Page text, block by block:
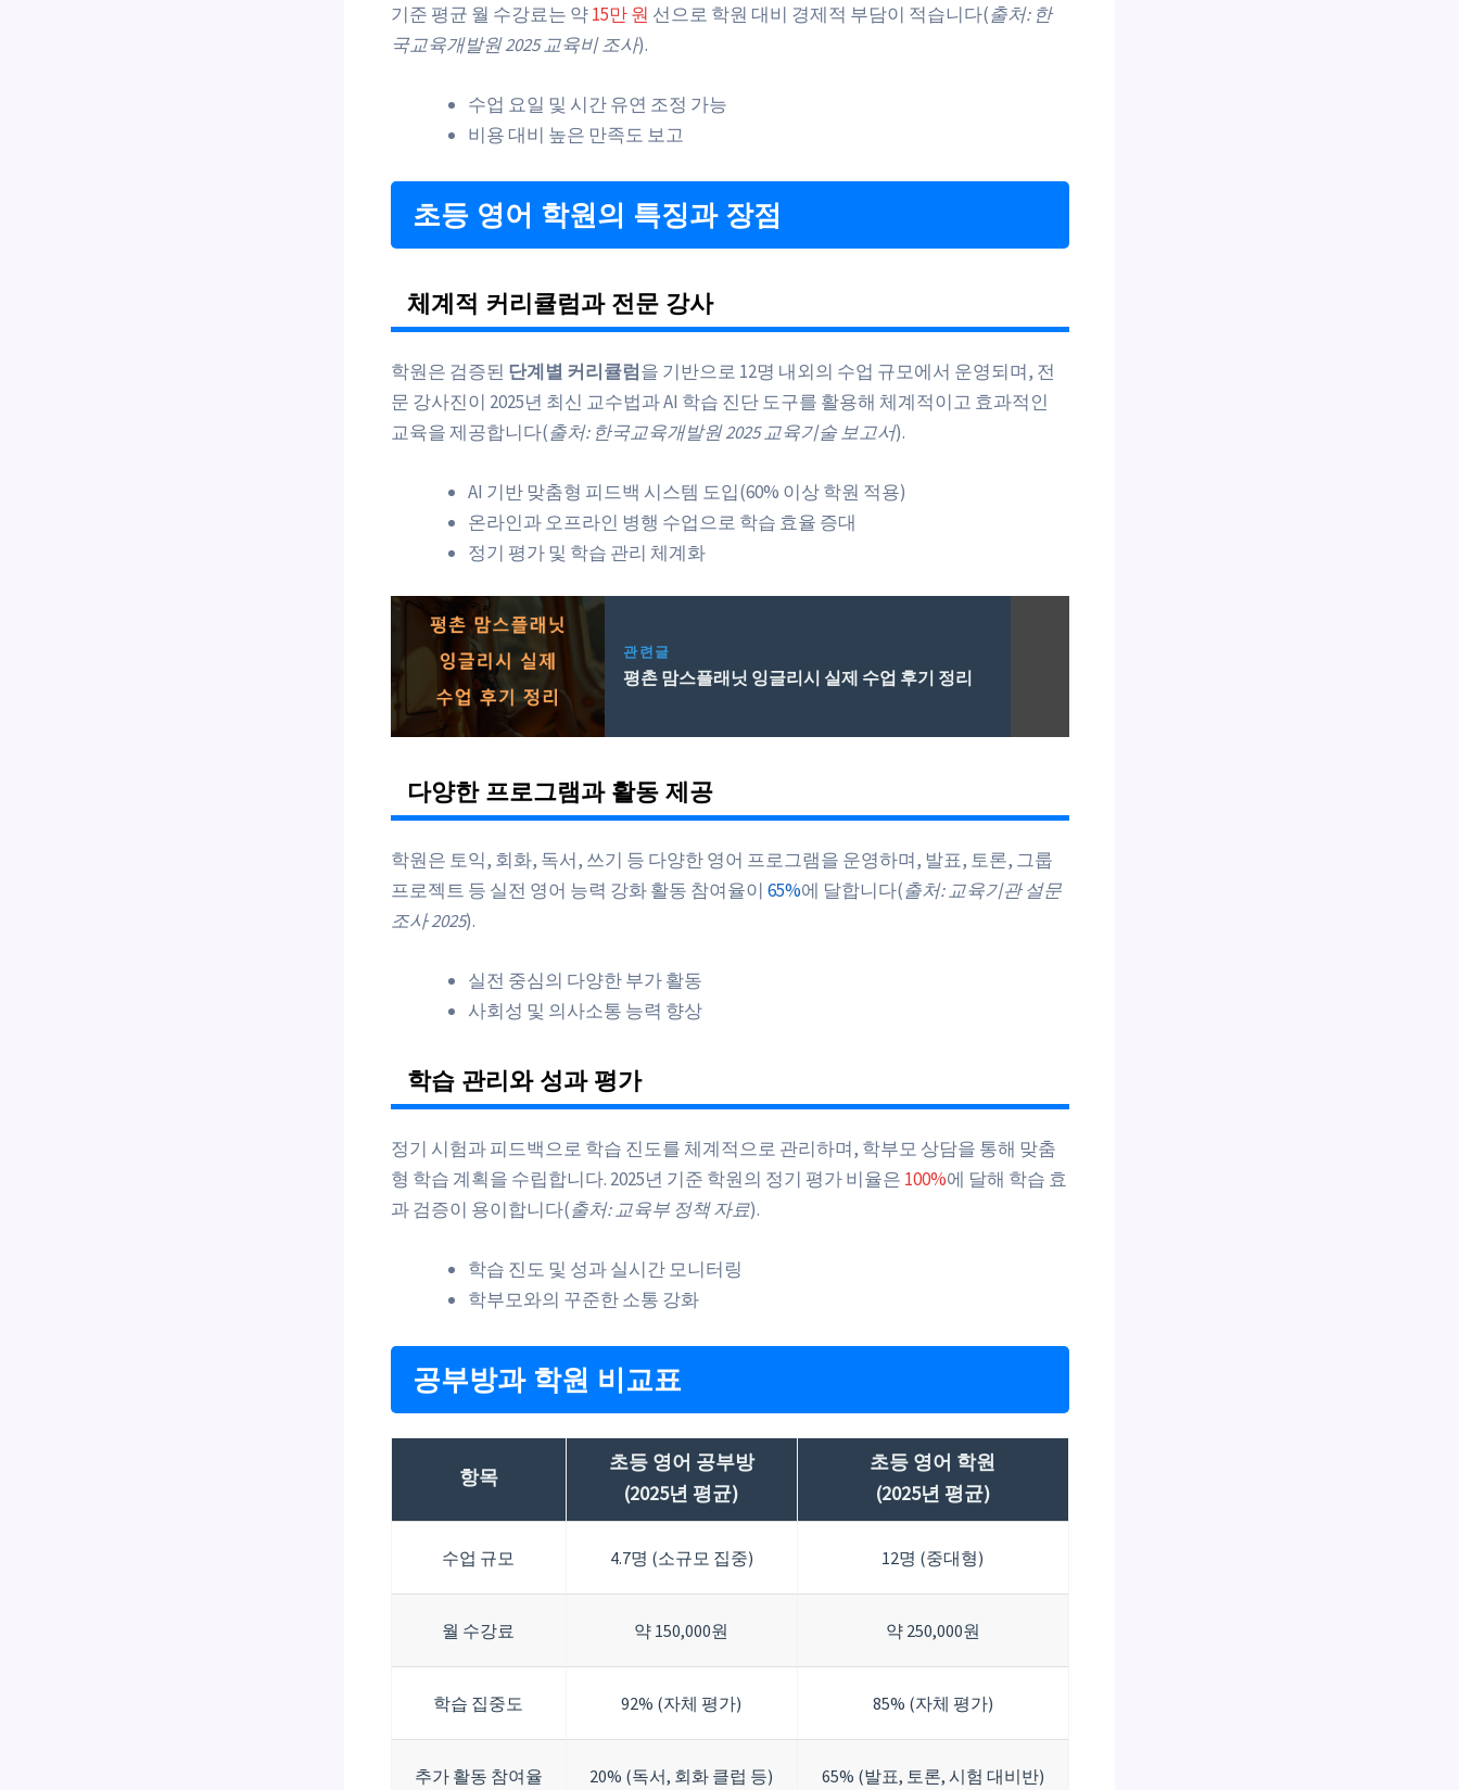
기준 평균 월 수강료는 약15만 원 선으로 학원 대비 경제적 부담이 적습니다(출처: 한
국교육개발원 2025 교육비 조사).
수업 요일 및 시간 유연 조정 가능
비용 대비 높은 만족도 보고
초등 영어 학원의 특징과 장점
체계적 커리큘럼과 전문 강사
학원은 검증된 단계별 커리큘럼을 기반으로 12명 내외의 수업 규모에서 운영되며, 전
문 강사진이 2025년 최신 교수법과 AI 학습 진단 도구를 활용해 체계적이고 효과적인
교육을 제공합니다(출처: 한국교육개발원 2025 교육기술 보고서).
AI 기반 맞춤형 피드백 시스템 도입(60% 이상 학원 적용)
온라인과 오프라인 병행 수업으로 학습 효율 증대
정기 평가 및 학습 관리 체계화
관련글
평촌 맘스플래닛 잉글리시 실제 수업 후기 정리
다양한 프로그램과 활동 제공
학원은 토익, 회화, 독서, 쓰기 등 다양한 영어 프로그램을 운영하며, 발표, 토론, 그룹
프로젝트 등 실전 영어 능력 강화 활동 참여율이 65%에 달합니다(출처: 교육기관 설문
조사 2025).
실전 중심의 다양한 부가 활동
사회성 및 의사소통 능력 향상
학습 관리와 성과 평가
정기 시험과 피드백으로 학습 진도를 체계적으로 관리하며, 학부모 상담을 통해 맞춤
형 학습 계획을 수립합니다. 2025년 기준 학원의 정기 평가 비율은 100%에 달해 학습 효
과 검증이 용이합니다(출처: 교육부 정책 자료).
학습 진도 및 성과 실시간 모니터링
학부모와의 꾸준한 소통 강화
공부방과 학원 비교표
항목
초등 영어 공부방
(2025년 평균)
초등 영어 학원
(2025년 평균)
수업 규모 4.7명 (소규모 집중) 12명 (중대형)
월 수강료 약 150,000원 약 250,000원
학습 집중도 92% (자체 평가) 85% (자체 평가)
추가 활동 참여율 20% (독서, 회화 클럽 등) 65% (발표, 토론, 시험 대비반)